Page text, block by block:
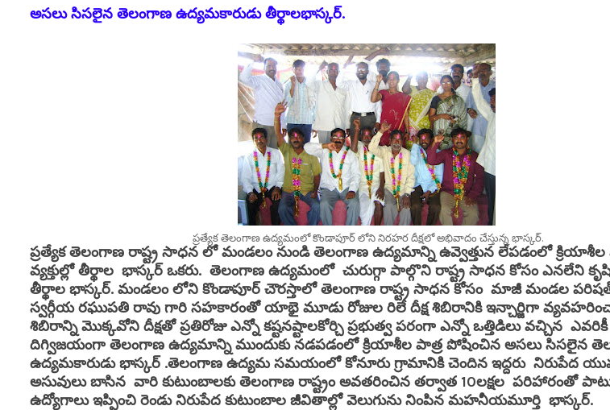
అసలు సిసలైన తెలంగాణ ఉద్యమకారుడు తీర్థాలభాస్కర్.
ప్రత్యేక తెలంగాణ ఉద్యమంలో కొండాపూర్ లోని నిరహర దీక్షలో అభివాదం చేస్తున్న భాస్కర్.
ప్రత్యేక తెలంగాణ రాష్ట్ర సాధన లో మండలం నుండి తెలంగాణ ఉద్యమాన్ని ఉవ్వెత్తున లేపడంలో
వ్యక్తుల్లో తీర్థాల భాస్కర్ ఒకరు. తెలంగాణ ఉద్యమంలో చురుగ్గా పాల్గొని రాష్ట్ర సాధన కోసం ఎనలేని
తీర్థాల భాస్కర్. మండలం లోని కొండాపూర్ చౌరస్తాలో తెలంగాణ రాష్ట్ర సాధన కోసం మాజీ మండల పరిషత్
స్వర్గీయ రఘుపతి రావు గారి సహకారంతో యాభై మూడు రోజుల రిలే దీక్ష శిబిరానికి ఇన్చార్జిగా
శిబిరాన్ని మొక్కవోని దీక్షతో ప్రతిరోజు ఎన్నో కష్టనష్టాలకోర్చి ప్రభుత్వ పరంగా ఎన్నో ఒత్తిడిలు వచ్చిన
దిగ్విజయంగా తెలంగాణ ఉద్యమాన్ని ముందుకు నడపడంలో క్రియాశీల పాత్ర పోషించిన అసలు సిసలైన
ఉద్యమకారుడు భాస్కర్ .తెలంగాణ ఉద్యమ సమయంలో కోనూరు గ్రామానికి చెందిన ఇద్దరు నిరుపేద
అసువులు బాసిన వారి కుటుంబాలకు తెలంగాణ రాష్ట్రం అవతరించిన తర్వాత 10లక్షల పరిహారంతో పాటు
ఉద్యోగాలు ఇప్పించి రెండు నిరుపేద కుటుంబాల జీవితాల్లో వెలుగును నింపిన మహనీయమూర్తి భాస్కర్.